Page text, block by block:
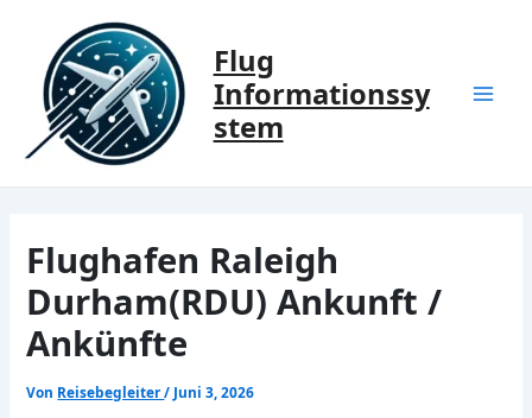
springen
Flug
Informationssy
stem
Flughafen Raleigh
Durham(RDU) Ankunft /
Ankünfte
Von Reisebegleiter/ Juni 3, 2026